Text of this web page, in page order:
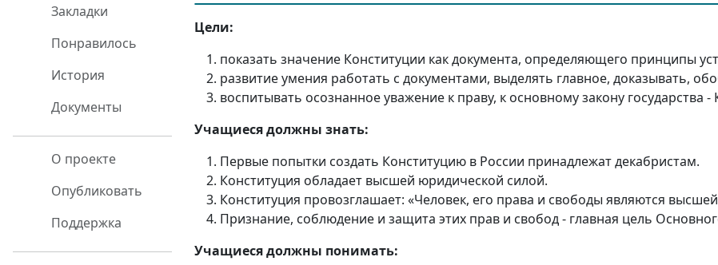
Закладки
Понравилось
История
Документы
О проекте
Опубликовать
Поддержка
Цели:
показать значение Конституции как документа, определяющего принципы
развитие умения работать с документами, выделять главное, доказывать,
воспитывать осознанное уважение к праву, к основному закону государства
Учащиеся должны знать:
Первые попытки создать Конституцию в России принадлежат декабристам.
Конституция обладает высшей юридической силой.
Конституция провозглашает: «Человек, его права и свободы являются
Признание, соблюдение и защита этих прав и свобод - главная цель
Учащиеся должны понимать: